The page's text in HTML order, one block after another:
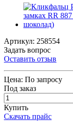
Артикул: 258554
Задать вопрос
Оставить отзыв
Цена: По запросу
Под заказ
Купить
Скачать прайс